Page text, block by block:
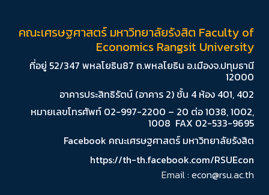
คณะเศรษฐศาสตร์ มหาวิทยาลัยรังสิต Faculty of
Economics Rangsit University
ที่อยู่ 52/347 พหลโยธิน87 ถ.พหลโยธิน อ.เมืองจ.ปทุมธานี
12000
อาคารประสิทธิรัตน์ (อาคาร 2) ชั้น 4 ห้อง 401, 402
หมายเลขโทรศัพท์ 02-997-2200 – 20 ต่อ 1038, 1002,
1008 FAX 02-533-9695
Facebook คณะเศรษฐศาสตร์ มหาวิทยาลัยรังสิต
https://th-th.facebook.com/RSUEcon
Email : econ@rsu.ac.th